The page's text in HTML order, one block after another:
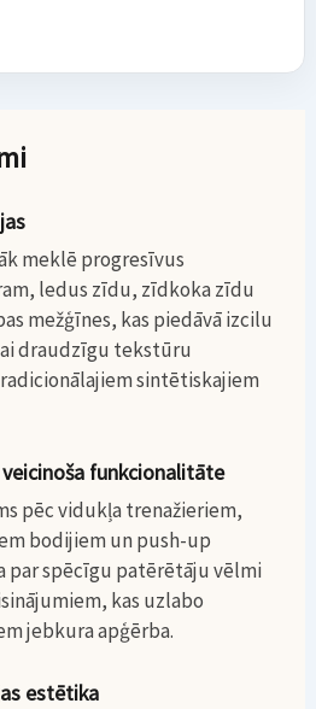
meklē progresīvus
ledus zīdu, zīdkoka zīdu
mežģīnes, kas piedāvā izcilu
draudzīgu tekstūru
sintētiskajiem
funkcionalitāte
pēc vidukļa trenažieriem,
bodijiem un push-up
par spēcīgu patērētāju vēlmi
kas uzlabo
jebkura apģērba.
estētika